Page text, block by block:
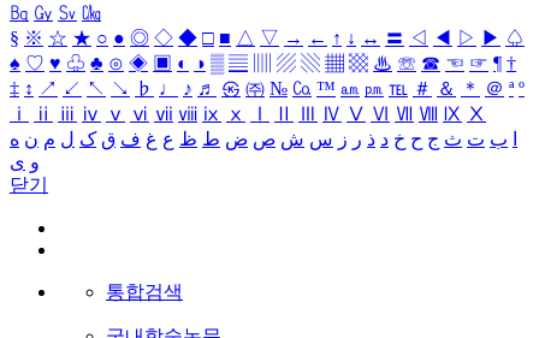
㏃ ㏉ ㏜ ㏆
§ ※ ☆ ★ ○ ● ◎ ◇ ◆ □ ■ △ ▽ → ← ↑ ↓ ↔ 〓 ◁ ◀ ▷ ▶ ♤
♠ ♡ ♥ ♧ ♣ ⊙ ◈ ▣ ◐ ◑ ▒ ▤ ▨ ▧ ▦ ▩ ♨ ☏ ☎ ☜ ☞ ¶ †
‡ ↕ ↗ ↙ ↖ ↘ ♭ ♩ ♪ ♬ ㉿ ㈜ № ㏇ ™ ㏂ ㏘ ℡ ＃ ＆ ＊ ＠ ª º
ⅰ
ⅱ ⅲ ⅳ ⅴ ⅵ ⅶ ⅷ ⅸ ⅹ Ⅳ Ⅴ Ⅵ Ⅶ Ⅷ Ⅸ Ⅹ
ب ت ث ج ح خ د ذ ر ز س ش ص ض ط ظ ع غ ف ق ک ل م ن ه
و ی
닫기
통합검색